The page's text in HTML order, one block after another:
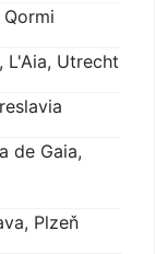
L'Aia, Utrecht
de Gaia,
Plzeň